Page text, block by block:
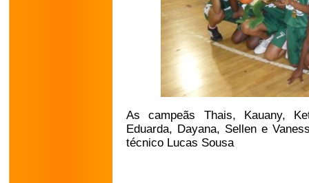
As campeãs Thais, Kauany,
Eduarda, Dayana, Sellen e
técnico Lucas Sousa